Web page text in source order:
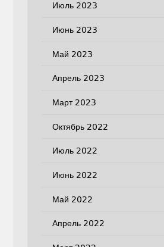
Июль 2023
Июнь 2023
Май 2023
Апрель 2023
Март 2023
Октябрь 2022
Июль 2022
Июнь 2022
Май 2022
Апрель 2022